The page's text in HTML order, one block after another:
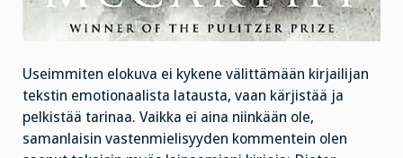
Useimmiten elokuva ei kykene välittämään kirjailijan
tekstin emotionaalista latausta, vaan kärjistää ja
pelkistää tarinaa. Vaikka ei aina niinkään ole,
samanlaisin vastenmielisyyden kommentein olen